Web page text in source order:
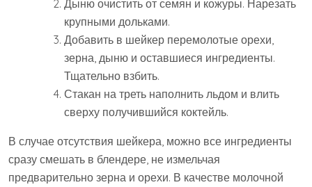
Дыню очистить от семян и кожуры. Нарезать
крупными дольками.
Добавить в шейкер перемолотые орехи,
зерна, дыню и оставшиеся ингредиенты.
Тщательно взбить.
Стакан на треть наполнить льдом и влить
сверху получившийся коктейль.
В случае отсутствия шейкера, можно все ингредиенты
сразу смешать в блендере, не измельчая
предварительно зерна и орехи. В качестве молочной